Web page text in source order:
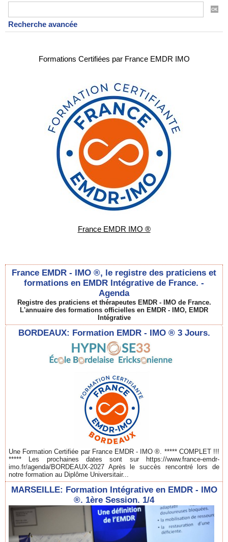
Recherche avancée
Formations Certifiées par France EMDR IMO
France EMDR IMO ®
France EMDR - IMO ®, le registre des praticiens et
formations en EMDR Intégrative de France. -
Agenda
Registre des praticiens et thérapeutes EMDR - IMO de France.
L'annuaire des formations officielles en EMDR - IMO, EMDR
Intégrative
BORDEAUX: Formation EMDR - IMO ® 3 Jours.
Une Formation Certifiée par France EMDR - IMO ®. ***** COMPLET !!!
***** Les prochaines dates sont sur https://www.france-emdr-
imo.fr/agenda/BORDEAUX-2027 Après le succès rencontré lors de
notre formation au Diplôme Universitair...
MARSEILLE: Formation Intégrative en EMDR - IMO
®. 1ère Session. 1/4